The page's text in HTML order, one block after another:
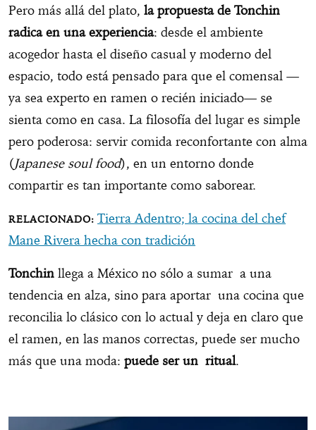
Pero más allá del plato, la propuesta de Tonchin
radica en una experiencia: desde el ambiente
acogedor hasta el diseño casual y moderno del
espacio, todo está pensado para que el comensal —
ya sea experto en ramen o recién iniciado— se
sienta como en casa. La filosofía del lugar es simple
pero poderosa: servir comida reconfortante con alma
(Japanese soul food), en un entorno donde
compartir es tan importante como saborear.
Tierra Adentro; la cocina del chef
Mane Rivera hecha con tradición
Tonchin llega a México no sólo a sumar a una
tendencia en alza, sino para aportar una cocina que
reconcilia lo clásico con lo actual y deja en claro que
el ramen, en las manos correctas, puede ser mucho
más que una moda: puede ser un ritual.